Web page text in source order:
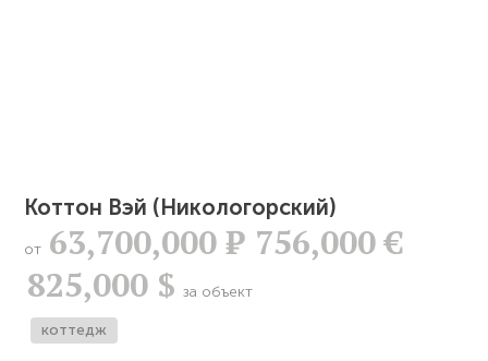
Коттон Вэй (Никологорский)
от 63,700,000Р 756,000 €
825,000 $ за объект
коттедж